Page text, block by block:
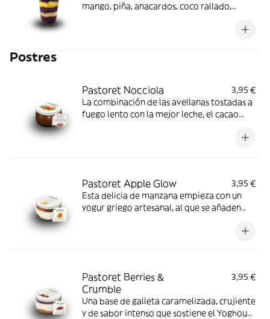
mango, piña, anacardos, coco rallado,
Postres
Pastoret Nocciola
3,95 €
La combinación de las avellanas tostadas a
fuego lento con la mejor leche, el cacao
de caña crean el sabor único de la Crema
Pastoret Apple Glow
3,95 €
Esta delicia de manzana empieza con un
yogur griego artesanal, al que se añaden
Pastoret Berries &
Crumble
3,95 €
Una base de galleta caramelizada, crujiente
y de sabor intenso que sostiene el Yoghourt